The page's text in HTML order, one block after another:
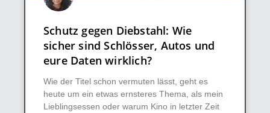
Schutz gegen Diebstahl: Wie
sicher sind Schlösser, Autos und
eure Daten wirklich?
Wie der Titel schon vermuten lässt, geht es
heute um ein etwas ernsteres Thema, als mein
Lieblingsessen oder warum Kino in letzter Zeit